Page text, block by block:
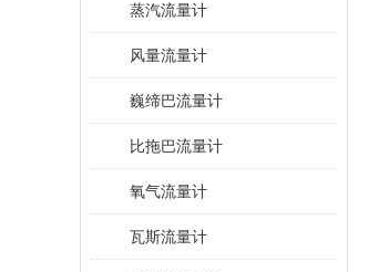
蒸汽流量计
风量流量计
巍缔巴流量计
比拖巴流量计
氧气流量计
瓦斯流量计